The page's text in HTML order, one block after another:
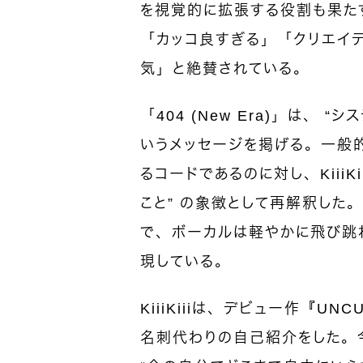
を視覚的に拡張する役割も果た
「カッコ良すぎる」「クリエ
気」と絶賛されている。
「404 (New Era)」は、 “シス
いうメッセージを掲げる。一
るコードであるのに対し、
こと” の象徴として再解釈した
で、ボーカルは軽やかに飛び
現している。
KiiiKiiiは、デビュー作『
名刺代わりの自己紹介をした